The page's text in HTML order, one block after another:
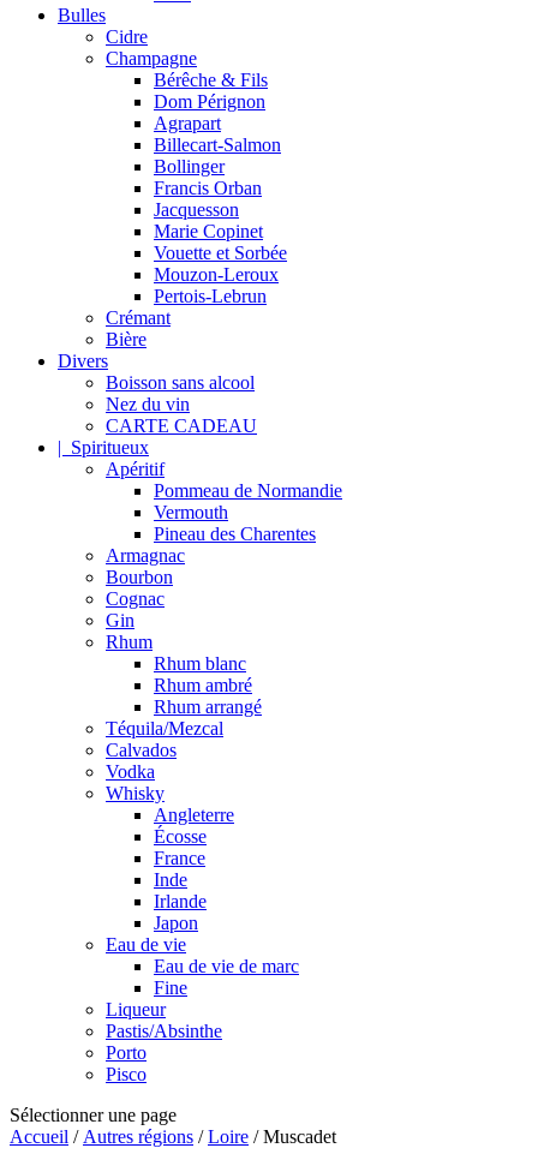
Bulles
Cidre
Champagne
Bérêche & Fils
Dom Pérignon
Agrapart
Billecart-Salmon
Bollinger
Francis Orban
Jacquesson
Marie Copinet
Vouette et Sorbée
Mouzon-Leroux
Pertois-Lebrun
Crémant
Bière
Divers
Boisson sans alcool
Nez du vin
CARTE CADEAU
| Spiritueux
Apéritif
Pommeau de Normandie
Vermouth
Pineau des Charentes
Armagnac
Bourbon
Cognac
Gin
Rhum
Rhum blanc
Rhum ambré
Rhum arrangé
Téquila/Mezcal
Calvados
Vodka
Whisky
Angleterre
Écosse
France
Inde
Irlande
Japon
Eau de vie
Eau de vie de marc
Fine
Liqueur
Pastis/Absinthe
Porto
Pisco
Sélectionner une page
Accueil / Autres régions /Loire / Muscadet